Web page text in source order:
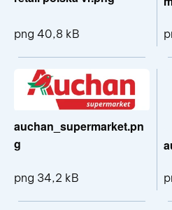
png 40,8 kB
Pokaż
auchan_supermarket.pn
g
png 34,2 kB
Pokaż